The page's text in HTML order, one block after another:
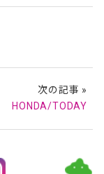
次の記事 »
HONDA/TODAY